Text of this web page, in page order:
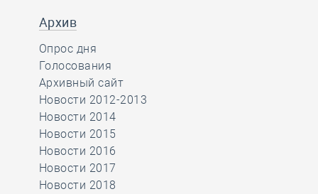
Архив
Опрос дня
Голосования
Архивный сайт
Новости 2012-2013
Новости 2014
Новости 2015
Новости 2016
Новости 2017
Новости 2018